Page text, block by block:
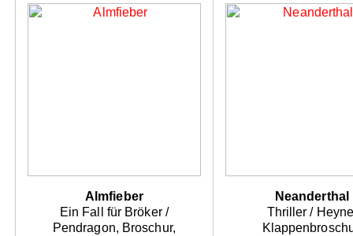
Almfieber
Ein Fall für Bröker /
Pendragon, Broschur,
Neanderthal
Thriller /